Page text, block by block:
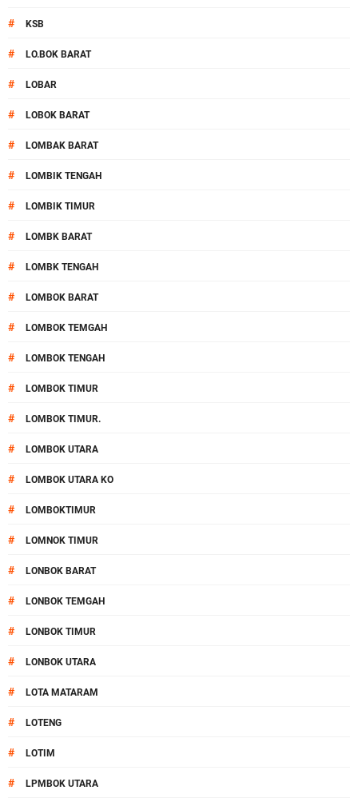
# KSB
# LO.BOK BARAT
# LOBAR
# LOBOK BARAT
# LOMBAK BARAT
# LOMBIK TENGAH
# LOMBIK TIMUR
# LOMBK BARAT
# LOMBK TENGAH
# LOMBOK BARAT
# LOMBOK TEMGAH
# LOMBOK TENGAH
# LOMBOK TIMUR
# LOMBOK TIMUR.
# LOMBOK UTARA
# LOMBOK UTARA KO
# LOMBOKTIMUR
# LOMNOK TIMUR
# LONBOK BARAT
# LONBOK TEMGAH
# LONBOK TIMUR
# LONBOK UTARA
# LOTA MATARAM
# LOTENG
# LOTIM
# LPMBOK UTARA